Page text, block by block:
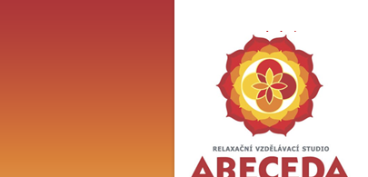
ABECEDA POZNÁNÍ -